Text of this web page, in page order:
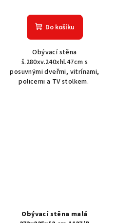
Do košíku
Obývací stěna
š.280xv.240xhl.47cm s
posuvnými dveřmi, vitrínami,
policemi a TV stolkem.
Obývací stěna malá